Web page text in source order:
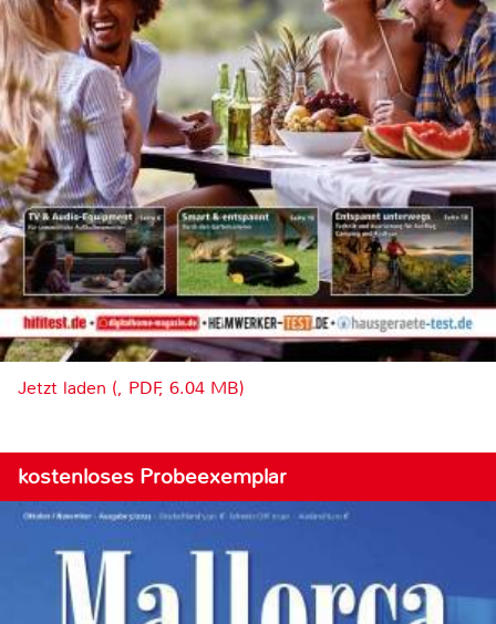
Jetzt laden (, PDF, 6.04 MB)
kostenloses Probeexemplar